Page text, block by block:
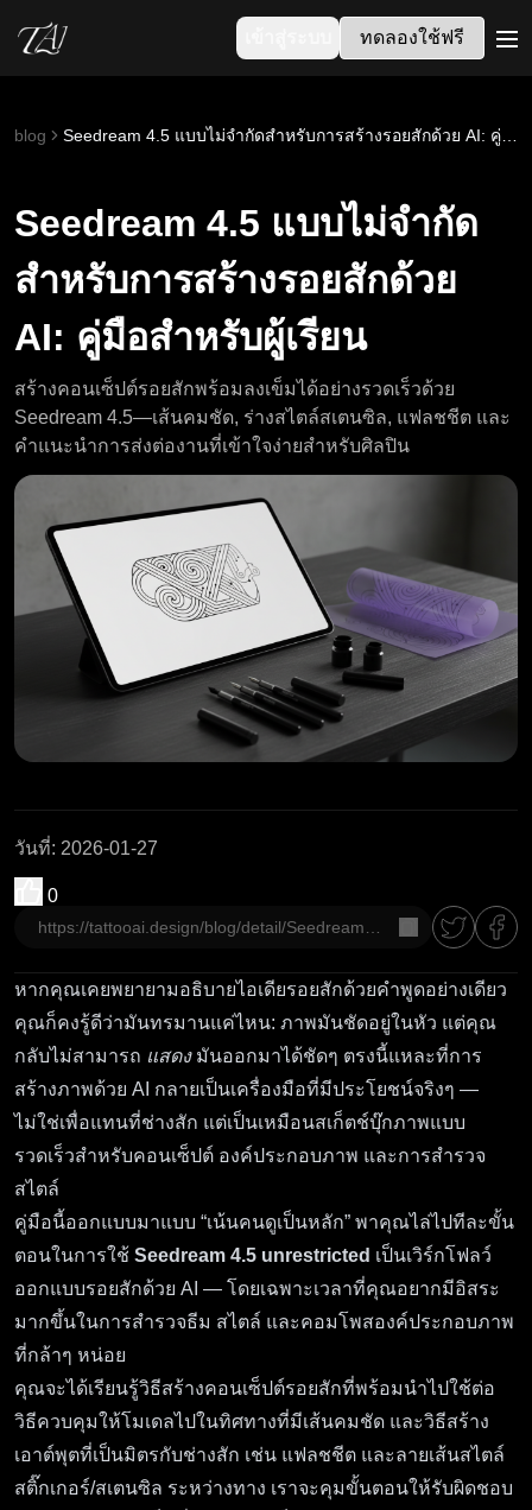
ทดลองใช้ฟรี
blog
Seedream 4.5 แบบไม่จำกัด
สำหรับการสร้างรอยสักด้วย
AI: คู่มือสำหรับผู้เรียน
สร้างคอนเซ็ปต์รอยสักพร้อมลงเข็มได้อย่างรวดเร็วด้วย
Seedream 4.5—เส้นคมชัด, ร่างสไตล์สเตนซิล, แฟลชชีต และ
คำแนะนำการส่งต่องานที่เข้าใจง่ายสำหรับศิลปิน
วันที่: 2026-01-27
0
คัดลอก
หากคุณเคยพยายามอธิบายไอเดียรอยสักด้วยคำพูดอย่างเดียว
คุณก็คงรู้ดีว่ามันทรมานแค่ไหน: ภาพมันชัดอยู่ในหัว แต่คุณ
กลับไม่สามารถ แสดงมันออกมาได้ชัดๆ ตรงนี้แหละที่การ
สร้างภาพด้วย AI กลายเป็นเครื่องมือที่มีประโยชน์จริงๆ —
ไม่ใช่เพื่อแทนที่ช่างสัก แต่เป็นเหมือนสเก็ตช์บุ๊กภาพแบบ
รวดเร็วสำหรับคอนเซ็ปต์ องค์ประกอบภาพ และการสำรวจ
สไตล์
คู่มือนี้ออกแบบมาแบบ “เน้นคนดูเป็นหลัก” พาคุณไล่ไปทีละขั้น
ตอนในการใช้ Seedream 4.5 unrestricted เป็นเวิร์กโฟลว์
ออกแบบรอยสักด้วย AI — โดยเฉพาะเวลาที่คุณอยากมีอิสระ
มากขึ้นในการสำรวจธีม สไตล์ และคอมโพสองค์ประกอบภาพ
ที่กล้าๆ หน่อย
คุณจะได้เรียนรู้วิธีสร้างคอนเซ็ปต์รอยสักที่พร้อมนำไปใช้ต่อ
วิธีควบคุมให้โมเดลไปในทิศทางที่มีเส้นคมชัด และวิธีสร้าง
เอาต์พุตที่เป็นมิตรกับช่างสัก เช่น แฟลชชีต และลายเส้นสไตล์
สติ๊กเกอร์/สเตนซิล ระหว่างทาง เราจะคุมขั้นตอนให้รับผิดชอบ